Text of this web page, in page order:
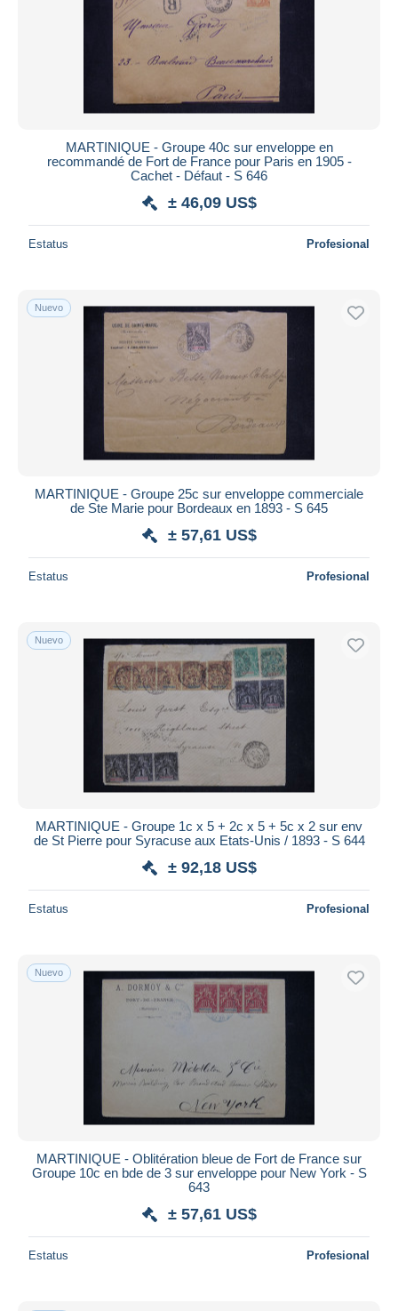
MARTINIQUE - Groupe 40c sur enveloppe en
recommandé de Fort de France pour Paris en 1905 -
Cachet - Défaut - S 646
± 46,09 US$
Estatus Profesional
Nuevo
MARTINIQUE - Groupe 25c sur enveloppe commerciale
de Ste Marie pour Bordeaux en 1893 - S 645
± 57,61 US$
Estatus Profesional
Nuevo
MARTINIQUE - Groupe 1c x 5 + 2c x 5 + 5c x 2 sur env
de St Pierre pour Syracuse aux Etats-Unis / 1893 - S 644
± 92,18 US$
Estatus Profesional
Nuevo
MARTINIQUE - Oblitération bleue de Fort de France sur
Groupe 10c en bde de 3 sur enveloppe pour New York - S
643
± 57,61 US$
Estatus Profesional